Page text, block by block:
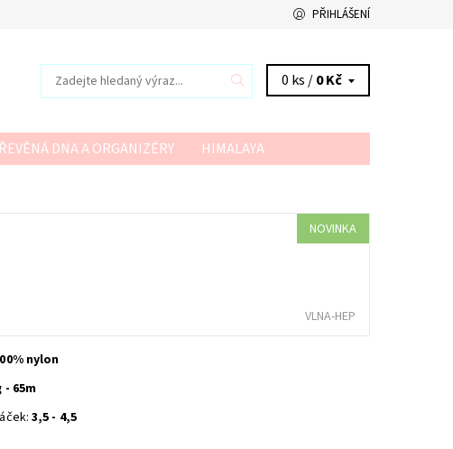
PŘIHLÁŠENÍ
0 ks /0 Kč
DNA A ORGANIZÉRY
HIMALAYA
NOVINKA
VLNA-HEP
nylon
- 65m
3,5 - 4,5